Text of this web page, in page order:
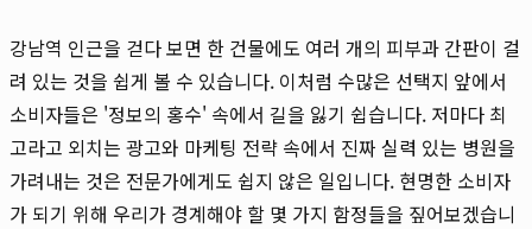
강남역 인근을 걷다 보면 한 건물에도 여러 개의 피부과 간판이 걸
려 있는 것을 쉽게 볼 수 있습니다. 이처럼 수많은 선택지 앞에서
소비자들은 '정보의 홍수' 속에서 길을 잃기 쉽습니다. 저마다 최
고라고 외치는 광고와 마케팅 전략 속에서 진짜 실력 있는 병원을
가려내는 것은 전문가에게도 쉽지 않은 일입니다. 현명한 소비자
가 되기 위해 우리가 경계해야 할 몇 가지 함정들을 짚어보겠습니